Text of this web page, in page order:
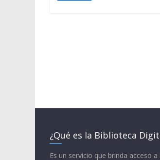
¿Qué es la Biblioteca
Es un servicio que brinda acceso